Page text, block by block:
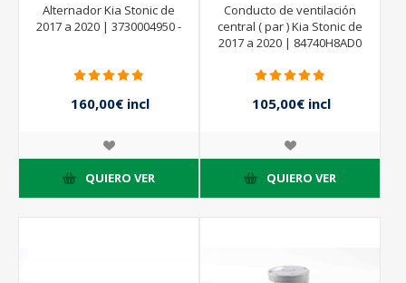
Alternador Kia Stonic de
2017 a 2020 | 3730004950 -
160,00€ incl
QUIERO VER
Conducto de ventilación
central ( par ) Kia Stonic de
2017 a 2020 | 84740H8AD0
105,00€ incl
QUIERO VER